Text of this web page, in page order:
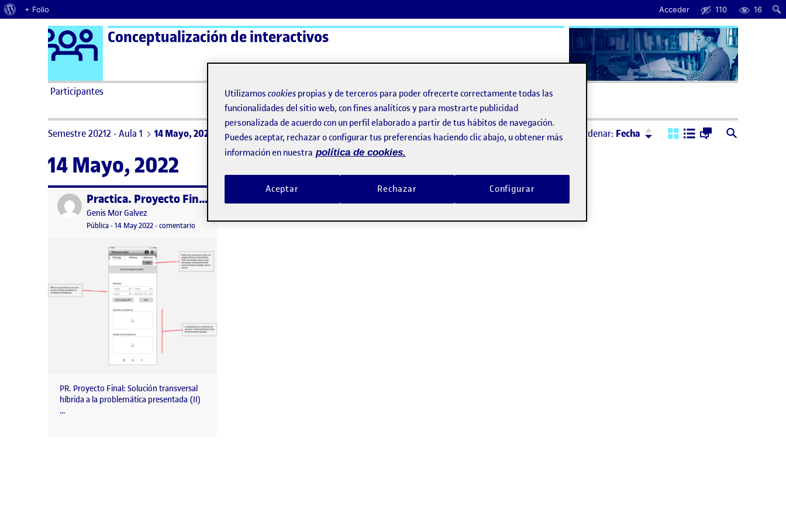
Acerca de WordPress
+ Folio Acceder 110 16
Saltar al contenido Logo Ágora
Conceptualización de interactivos
Participantes ActiFolios Ayuda
Semestre 20212 - Aula 1 14 Mayo, 2022 Ordenar: Fecha Ordenar:Descendente
14 Mayo, 2022
Publicado por Practica. Proyecto Final: Solución transversal híbrida a la problemática presentada (II)
Publicado por
Genis Mor Galvez
Visibilidad:
Pública-Fecha de publicación
14 May 2022-comentario en Practica. Proyecto Final: Solución transversal híbrida a la problemática presentada (II)
PR. Proyecto Final: Solución transversal
híbrida a la problemática presentada (II)
…
Utilizamos cookies propias y de terceros para poder ofrecerte correctamente todas las
funcionalidades del sitio web, con fines analíticos y para mostrarte publicidad
personalizada de acuerdo con un perfil elaborado a partir de tus hábitos de navegación.
Puedes aceptar, rechazar o configurar tus preferencias haciendo clic abajo, u obtener más
información en nuestra política de cookies.
Rechazar
Aceptar Configurar